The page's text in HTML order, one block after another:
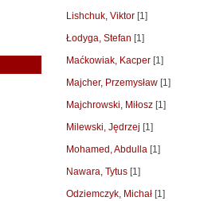
Lishchuk, Viktor [1]
Łodyga, Stefan [1]
Maćkowiak, Kacper [1]
Majcher, Przemysław [1]
Majchrowski, Miłosz [1]
Milewski, Jędrzej [1]
Mohamed, Abdulla [1]
Nawara, Tytus [1]
Odziemczyk, Michał [1]